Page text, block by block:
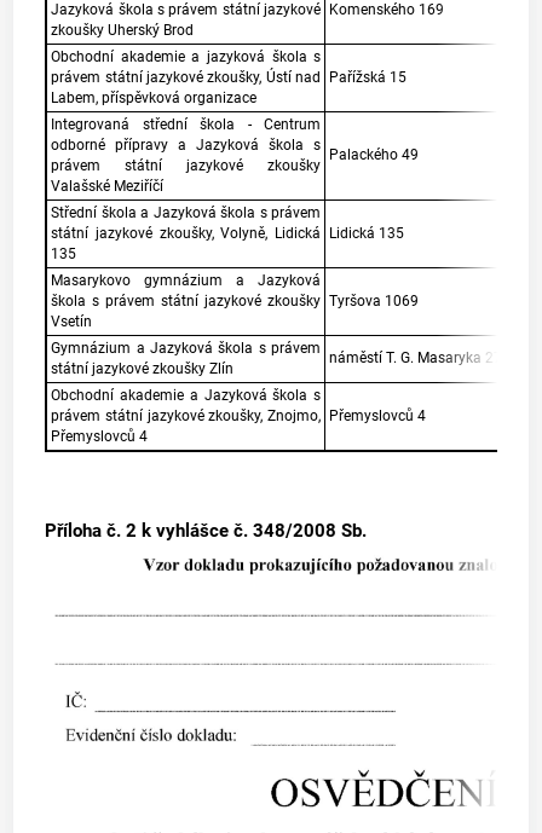
Jazyková škola s právem státní jazykové
zkoušky Uherský Brod
Komenského 169
Obchodní akademie a jazyková škola s
právem státní jazykové zkoušky, Ústí nad
Labem, příspěvková organizace
Pařížská 15
Integrovaná střední škola - Centrum
odborné přípravy a Jazyková škola s
právem státní jazykové zkoušky
Valašské Meziříčí
Palackého 49
Střední škola a Jazyková škola s právem
státní jazykové zkoušky, Volyně, Lidická
135
Lidická 135
Masarykovo gymnázium a Jazyková
škola s právem státní jazykové zkoušky
Vsetín
Tyršova 1069
Gymnázium a Jazyková škola s právem
státní jazykové zkoušky Zlín
náměstí T. G. Masaryka 2734-9
Obchodní akademie a Jazyková škola s
právem státní jazykové zkoušky, Znojmo,
Přemyslovců 4
Přemyslovců 4
Příloha č. 2 k vyhlášce č. 348/2008 Sb.